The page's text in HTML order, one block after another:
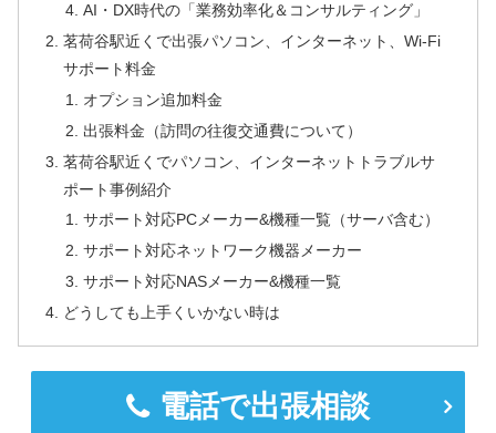
AI・DX時代の「業務効率化＆コンサルティング」
茗荷谷駅近くで出張パソコン、インターネット、Wi-Fi
サポート料金
オプション追加料金
出張料金（訪問の往復交通費について）
茗荷谷駅近くでパソコン、インターネットトラブルサ
ポート事例紹介
サポート対応PCメーカー&機種一覧（サーバ含む）
サポート対応ネットワーク機器メーカー
サポート対応NASメーカー&機種一覧
どうしても上手くいかない時は
電話で出張相談